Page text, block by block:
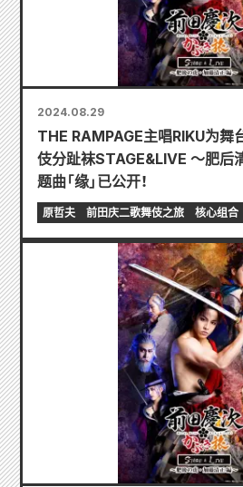
2024.08.29
THE RAMPAGE主唱RIKU为舞
伎分趾袜STAGE&LIVE ～肥后
题曲「缘」已公开！
原哲夫 前田庆二歌舞伎之旅 核心组合